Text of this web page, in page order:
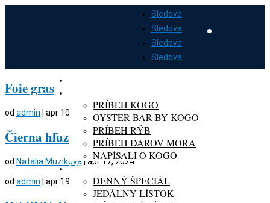
Sledova
Sledova
Sledova
Sledova
PRÍBEH KOGO
OYSTER BAR BY KOGO
PRÍBEH RÝB
PRÍBEH DAROV MORA
NAPÍSALI O KOGO
MENU
DENNÝ ŠPECIÁL
JEDÁLNY LÍSTOK
Foie gras
od admin apr 10, 2022
Čierna hľuzovka
od Natália Muziková |apr 17, 2024
od admin apr 19, 2022